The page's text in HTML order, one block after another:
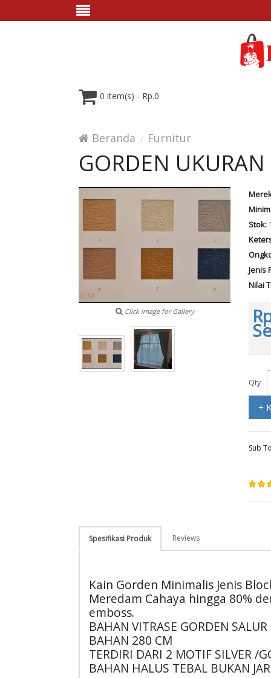
0 item(s) - Rp.0
Beranda Furnitur
GORDEN
Click image for Gallery
Stok:
Jenis
Nilai
Qty
+
Sub
Spesifikasi Produk Reviews
Kain Gorden Minimalis Jenis
Meredam Cahaya hingga 80%
emboss.
BAHAN VITRASE GORDEN
BAHAN 280 CM
TERDIRI DARI 2 MOTIF SILVER /
BAHAN HALUS TEBAL BUKAN